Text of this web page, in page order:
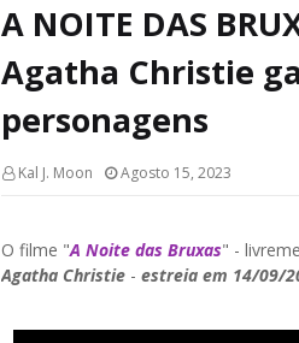
A NOITE DAS
Agatha Christie
personagens
Kal J. Moon Agosto 15, 2023
O filme "A Noite das Bruxas" -
Agatha Christie - estreia em 14/09/